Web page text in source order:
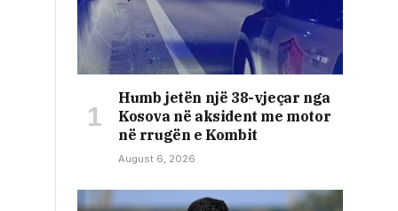
Humb jetën një 38-vjeçar nga
Kosova në aksident me motor
në rrugën e Kombit
August 6, 2026